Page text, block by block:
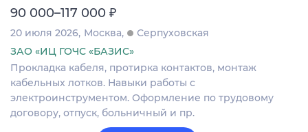
90 000–117 000 ₽
20 июля 2026 Москва
Серпуховская
ЗАО «ИЦ ГОЧС «БАЗИС»
Прокладка кабеля, протирка контактов, монтаж
кабельных лотков. Навыки работы с
электроинструментом. Оформление по трудовому
договору, отпуск, больничный и пр.